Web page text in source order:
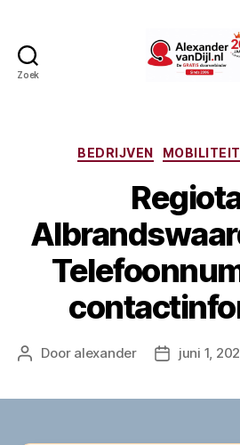
Zoek
BEDRIJVEN
Berichtauteur
Door alexander juni 1,